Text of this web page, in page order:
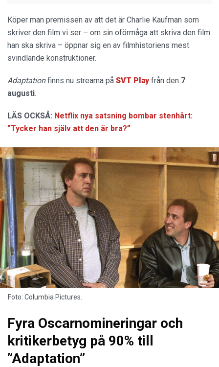
Köper man premissen av att det är Charlie Kaufman som
skriver den film vi ser – om sin oförmåga att skriva den film
han ska skriva – öppnar sig en av filmhistoriens mest
svindlande konstruktioner.
Adaptationfinns nu streama på SVT Playfrån den 7
augusti.
LÄS OCKSÅ: Netflix nya satsning bombar stenhårt:
”Tycker han själv att den är bra?”
Foto: Columbia Pictures.
Fyra Oscarnomineringar och
kritikerbetyg på 90% till
”Adaptation”